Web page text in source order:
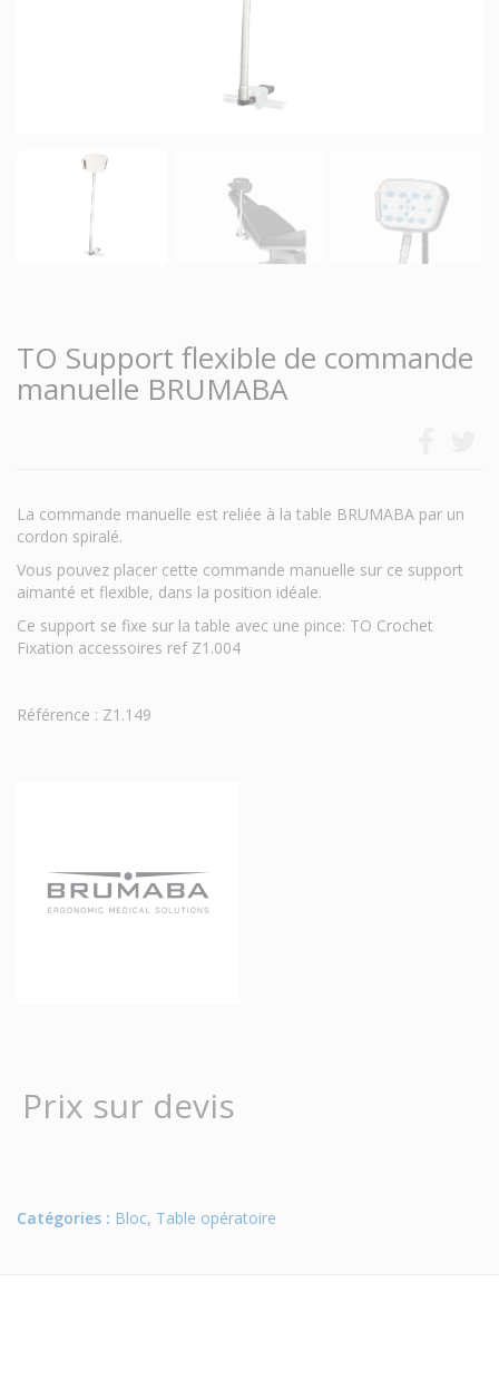
TO Support flexible de commande
manuelle BRUMABA
La commande manuelle est reliée à la table BRUMABA par un
cordon spiralé.
Vous pouvez placer cette commande manuelle sur ce support
aimanté et flexible, dans la position idéale.
Ce support se fixe sur la table avec une pince: TO Crochet
Fixation accessoires ref Z1.004
Référence : Z1.149
Prix sur devis
Catégories : Bloc, Table opératoire